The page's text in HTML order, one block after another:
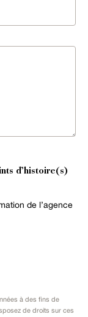
d’histoire(s)
de l’agence
à des fins de
de droits sur ces